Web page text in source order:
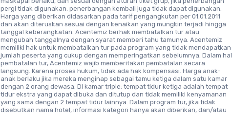
pergi tidak digunakan, penerbangan kembali juga tidak dapat digunakan.
Harga yang diberikan didasarkan pada tarif pengangkutan per 01.01.2011
dan akan diteruskan sesuai dengan kenaikan yang mungkin terjadi hingga
tanggal keberangkatan. Acentemiz berhak membatalkan tur atau
mengubah tanggalnya dengan syarat memberi tahu tamunya. Acentemiz
memiliki hak untuk membatalkan tur pada program yang tidak mendapatkan
jumlah peserta yang cukup dengan memperingatkan sebelumnya. Dalam hal
pembatalan tur, Acentemiz wajib memberitakan pembatalan secara
langsung. Karena proses hukum, tidak ada hak kompensasi. Harga anak-
anak berlaku jika mereka menginap sebagai tamu ketiga dalam satu kamar
dengan 2 orang dewasa. Di kamar triple; tempat tidur ketiga adalah tempat
tidur ekstra yang dapat dibuka dan ditutup dan tidak memiliki kenyamanan
yang sama dengan 2 tempat tidur lainnya. Dalam program tur, jika tidak
disebutkan nama hotel, informasi kategori hanya akan diberikan, dan/atau